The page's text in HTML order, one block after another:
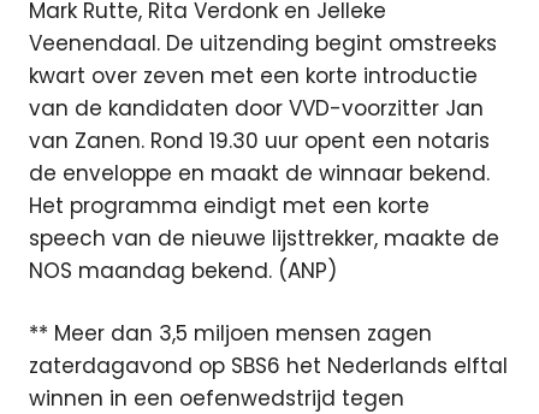
Mark Rutte, Rita Verdonk en Jelleke
Veenendaal. De uitzending begint omstreeks
kwart over zeven met een korte introductie
van de kandidaten door VVD-voorzitter Jan
van Zanen. Rond 19.30 uur opent een notaris
de enveloppe en maakt de winnaar bekend.
Het programma eindigt met een korte
speech van de nieuwe lijsttrekker, maakte de
NOS maandag bekend. (ANP)
** Meer dan 3,5 miljoen mensen zagen
zaterdagavond op SBS6 het Nederlands elftal
winnen in een oefenwedstrijd tegen